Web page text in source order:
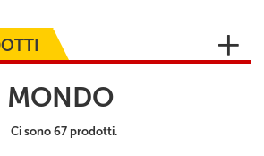
PAPA
+
VATICANO
CHIESA
MONDO
MONDO
Ci sono 67 prodotti.